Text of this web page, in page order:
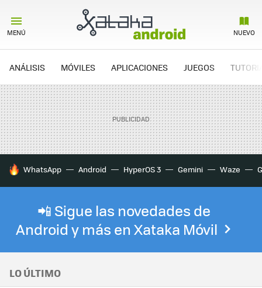
MENÚ NUEVO
ANÁLISIS MÓVILES APLICACIONES JUEGOS
HOY SE HABLA DE
WhatsApp Android HyperOS 3 Gemini Waze
📲 Sigue las novedades de
Android y más en Xataka Móvil
LO ÚLTIMO